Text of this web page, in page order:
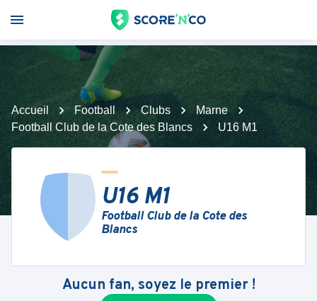
Accueil Football Clubs
Marne
Football Club de la Cote des Blancs
U16 M1
U16 M1
Football Club de la Cote des
Blancs
Aucun fan, soyez le premier !